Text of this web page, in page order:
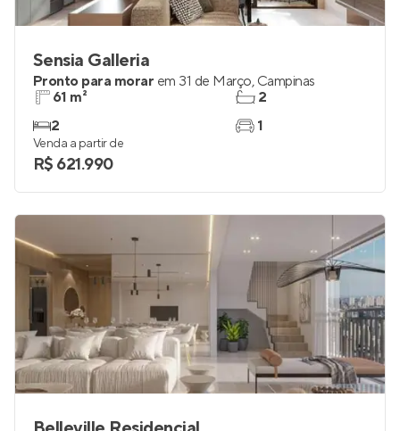
Sensia Galleria
Pronto para morar em 31 de Março, Campinas
61 m²
2
2
1
Venda a partir de
R$ 621.990